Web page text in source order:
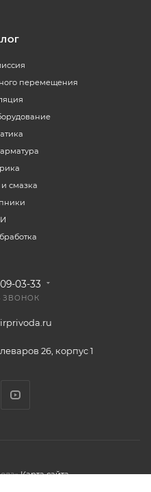
перемещения
смазка
03-33
ЗВОНОК
26, корпус 1
Карта сайта